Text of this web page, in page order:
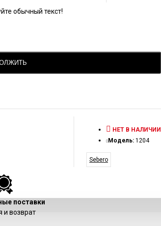
обычный текст!
НЕТ В НАЛИЧИИ
Модель: 1204
Sebero
поставки
и возврат